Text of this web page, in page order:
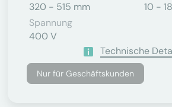
320 - 515 mm
10 -
Spannung
400 V
Technische
Nur für Geschäftskunden